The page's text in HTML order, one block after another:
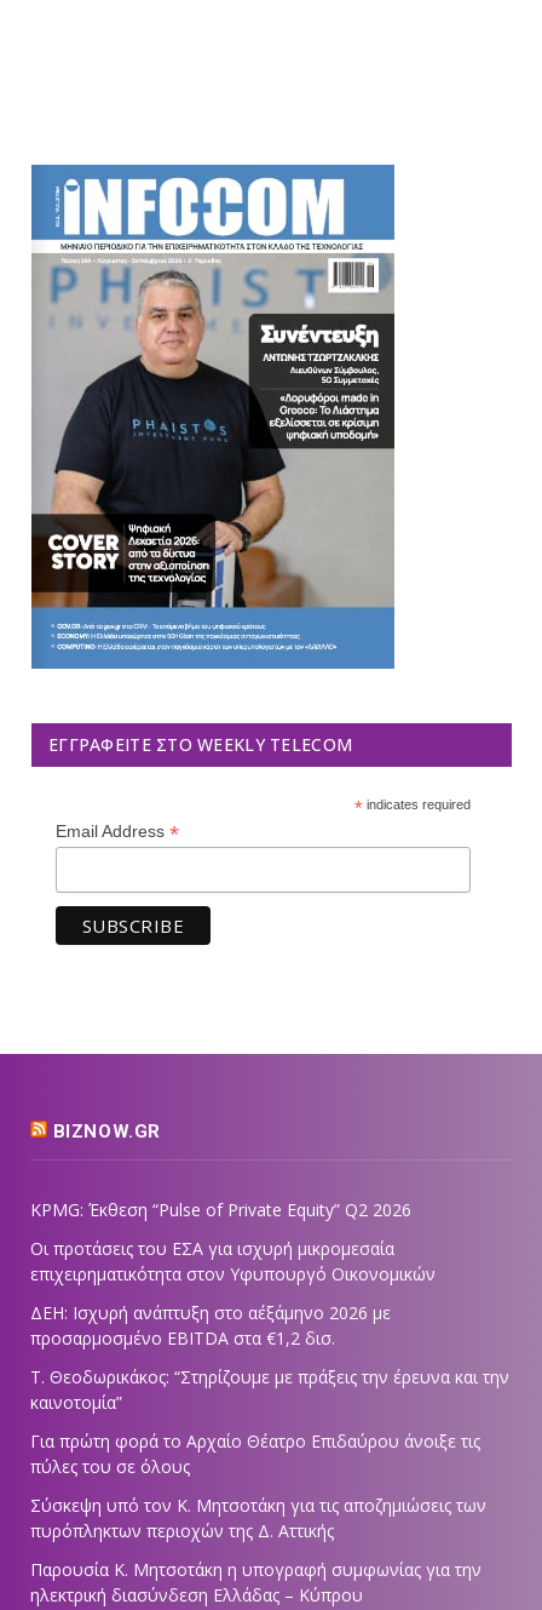
ΕΓΓΡΑΦΕΊΤΕ ΣΤΟ WEEKLY TELECOM
*indicates required
Email Address *
BIZNOW.GR
KPMG: Έκθεση “Pulse of Private Equity” Q2 2026
Οι προτάσεις του ΕΣΑ για ισχυρή μικρομεσαία
επιχειρηματικότητα στον Υφυπουργό Οικονομικών
ΔΕΗ: Ισχυρή ανάπτυξη στο α΄εξάμηνο 2026 με
προσαρμοσμένο EBITDA στα €1,2 δισ.
Τ. Θεοδωρικάκος: “Στηρίζουμε με πράξεις την έρευνα και την
καινοτομία”
Για πρώτη φορά το Αρχαίο Θέατρο Επιδαύρου άνοιξε τις
πύλες του σε όλους
Σύσκεψη υπό τον Κ. Μητσοτάκη για τις αποζημιώσεις των
πυρόπληκτων περιοχών της Δ. Αττικής
Παρουσία Κ. Μητσοτάκη η υπογραφή συμφωνίας για την
ηλεκτρική διασύνδεση Ελλάδας – Κύπρου